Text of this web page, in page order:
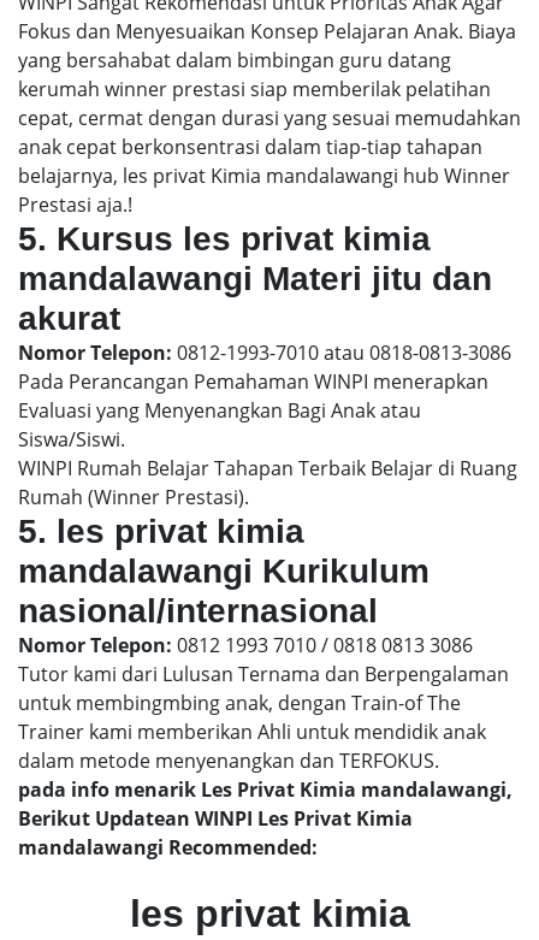
Fokus dan Menyesuaikan Konsep Pelajaran Anak. Biaya
yang bersahabat dalam bimbingan guru datang
kerumah winner prestasi siap memberilak pelatihan
cepat, cermat dengan durasi yang sesuai memudahkan
anak cepat berkonsentrasi dalam tiap-tiap tahapan
belajarnya, les privat Kimia mandalawangi hub Winner
Prestasi aja.!
5. Kursus les privat kimia
mandalawangi Materi jitu dan
akurat
Nomor Telepon: 0812-1993-7010 atau 0818-0813-3086
Pada Perancangan Pemahaman WINPI menerapkan
Evaluasi yang Menyenangkan Bagi Anak atau
Siswa/Siswi.
WINPI Rumah Belajar Tahapan Terbaik Belajar di Ruang
Rumah (Winner Prestasi).
5. les privat kimia
mandalawangi Kurikulum
nasional/internasional
Nomor Telepon: 0812 1993 7010 / 0818 0813 3086
Tutor kami dari Lulusan Ternama dan Berpengalaman
untuk membingmbing anak, dengan Train-of The
Trainer kami memberikan Ahli untuk mendidik anak
dalam metode menyenangkan dan TERFOKUS.
pada info menarik Les Privat Kimia mandalawangi,
Berikut Updatean WINPI Les Privat Kimia
mandalawangi Recommended:
les privat kimia